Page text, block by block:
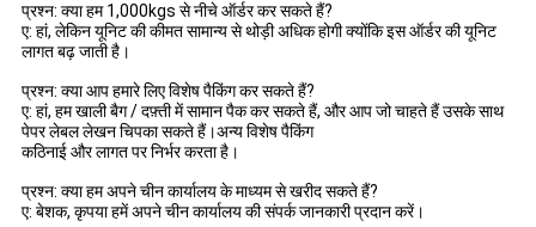
प्रश्न: क्या हम 1,000kgs से नीचे ऑर्डर कर सकते हैं?
ए: हां, लेकिन यूनिट की कीमत सामान्य से थोड़ी अधिक होगी क्योंकि इस ऑर्डर की यूनिट
लागत बढ़ जाती है।
प्रश्न: क्या आप हमारे लिए विशेष पैकिंग कर सकते हैं?
ए: हां, हम खाली बैग / दफ़्ती में सामान पैक कर सकते हैं, और आप जो चाहते हैं उसके साथ
पेपर लेबल लेखन चिपका सकते हैं।अन्य विशेष पैकिंग
कठिनाई और लागत पर निर्भर करता है।
प्रश्न: क्या हम अपने चीन कार्यालय के माध्यम से खरीद सकते हैं?
ए: बेशक, कृपया हमें अपने चीन कार्यालय की संपर्क जानकारी प्रदान करें।